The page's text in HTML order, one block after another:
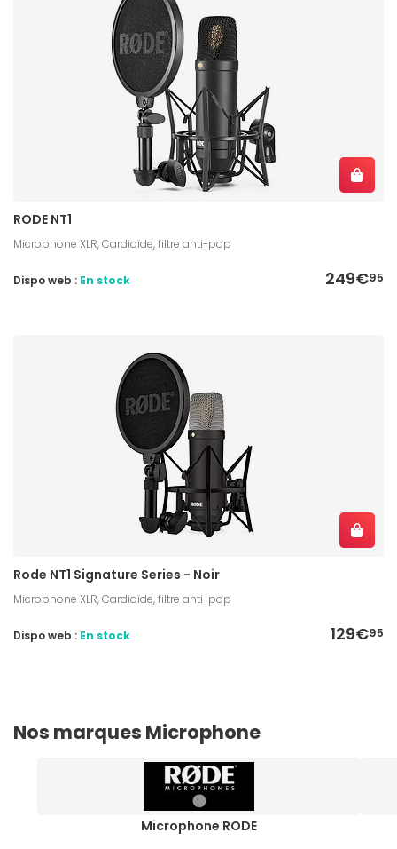
RODE NT1
Microphone XLR, Cardioïde, filtre anti-pop
249€95
Dispo web : En stock
Rode NT1 Signature Series - Noir
Microphone XLR, Cardioïde, filtre anti-pop
129€95
Dispo web : En stock
Nos marques Microphone
Microphone RODE